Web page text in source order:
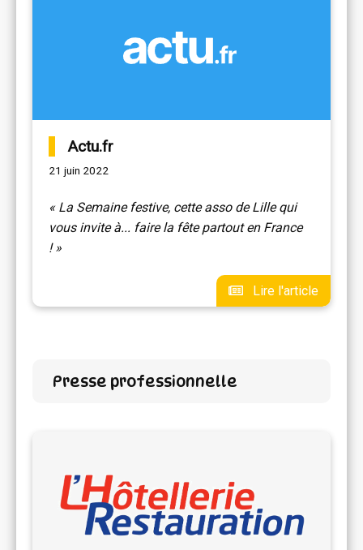
Actu.fr
21 juin 2022
« La Semaine festive, cette asso de Lille qui
vous invite à... faire la fête partout en France
! »
Lire l'article
Presse professionnelle